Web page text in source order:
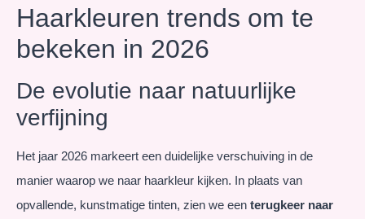
Haarkleuren trends om te
bekeken in 2026
De evolutie naar natuurlijke
verfijning
Het jaar 2026 markeert een duidelijke verschuiving in de
manier waarop we naar haarkleur kijken. In plaats van
opvallende, kunstmatige tinten, zien we een terugkeer naar